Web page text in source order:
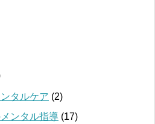
タルケア (2)
ンタル指導 (17)